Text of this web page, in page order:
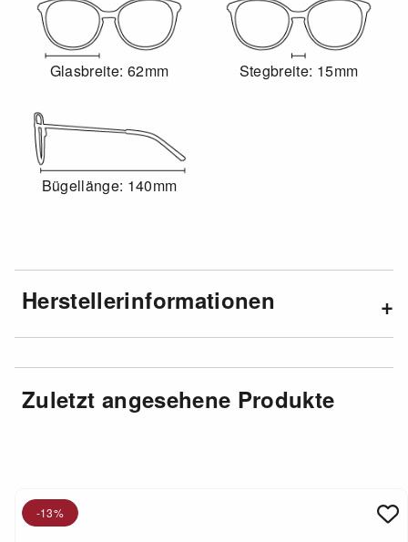
Glasbreite: 62mm Stegbreite: 15mm
Bügellänge: 140mm
Herstellerinformationen
Zuletzt angesehene Produkte
-13%